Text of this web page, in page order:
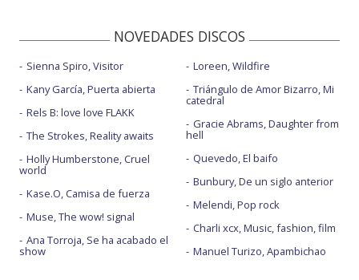
NOVEDADES DISCOS
Sienna Spiro, Visitor
Kany García, Puerta abierta
Rels B: love love FLAKK
The Strokes, Reality awaits
Holly Humberstone, Cruel
world
Kase.O, Camisa de fuerza
Muse, The wow! signal
Ana Torroja, Se ha acabado el
show
Loreen, Wildfire
Triángulo de Amor Bizarro, Mi
catedral
Gracie Abrams, Daughter from
hell
Quevedo, El baifo
Bunbury, De un siglo anterior
Melendi, Pop rock
Charli xcx, Music, fashion, film
Manuel Turizo, Apambichao